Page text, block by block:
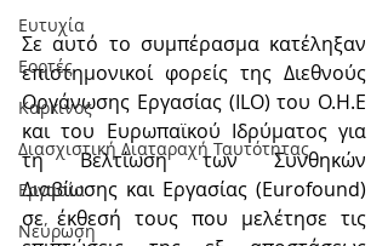
Ευτυχία
Εορτές
Καρκίνος
Διασχιστική Διαταραχή Ταυτότητας
Εργασία
Νεύρωση
Σε αυτό το συμπέρασμα κατέληξαν
επιστημονικοί φορείς της Διεθνούς
Οργάνωσης Εργασίας (ILO) του Ο.Η.Ε
και του Ευρωπαϊκού Ιδρύματος για
τη Βελτίωση των Συνθηκών
Διαβίωσης και Εργασίας (Eurofound)
σε έκθεσή τους που μελέτησε τις